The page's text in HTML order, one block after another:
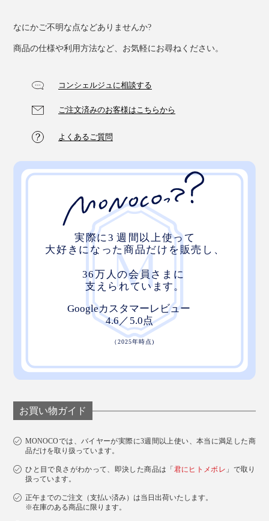
なにかご不明な点などありませんか?
商品の仕様や利用方法など、お気軽にお尋ねください。
コンシェルジュに相談する
ご注文済みのお客様はこちらから
よくあるご質問
お買い物ガイド
MONOCOでは、バイヤーが実際に3週間以上使い、本当に満足した商
品だけを取り扱っています。
ひと目で良さがわかって、即決した商品は「 君にヒトメボレ 」で取り
扱っています。
正午までのご注文（支払い済み）は当日出荷いたします。
※在庫のある商品に限ります。